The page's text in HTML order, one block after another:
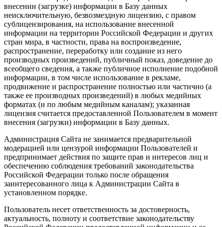
внесении (загрузке) информации в Базу данных
неисключительную, безвозмездную лицензию, с правом
сублицензирования, на использование внесенной
информации на территории Российской Федерации и других
стран мира, в частности, права на воспроизведение,
распространение, переработку или создание из него
производных произведений, публичный показ, доведение до
всеобщего сведения, а также публичное исполнение подобной
информации, в том числе использование в рекламе,
продвижение и распространение полностью или частично (а
также ее производных произведений) в любых медийных
форматах (и по любым медийным каналам); указанная
лицензия считается предоставленной Пользователем в момент
внесения (загрузки) информации в Базу данных.
Администрация Сайта не занимается предварительной
модерацией или цензурой информации Пользователей и
предпринимает действия по защите прав и интересов лиц и
обеспечению соблюдения требований законодательства
Российской Федерации только после обращения
заинтересованного лица к Администрации Сайта в
установленном порядке.
Пользователь несет ответственность за достоверность,
актуальность, полноту и соответствие законодательству